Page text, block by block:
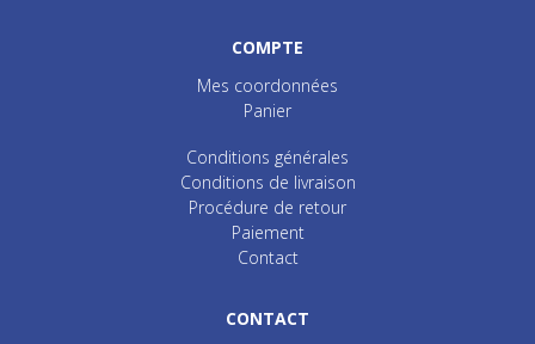
COMPTE
Mes coordonnées
Panier
Conditions générales
Conditions de livraison
Procédure de retour
Paiement
Contact
CONTACT